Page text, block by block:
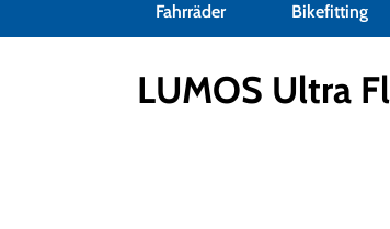
Fahrräder Bikefitting
Bekleidung Helme
LUMOS Ultra